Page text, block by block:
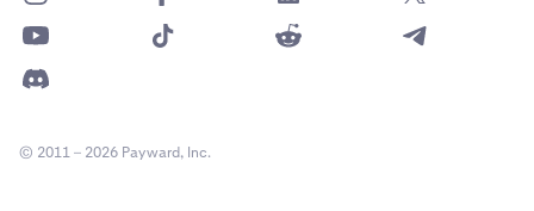
Bieżąca cena
© 2011 – 2026 Payward, Inc.